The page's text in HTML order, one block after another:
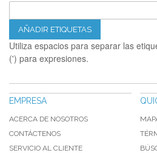
AÑADIR ETIQUETAS
Utiliza espacios para separar las
(') para expresiones.
EMPRESA
ACERCA DE NOSOTROS
CONTÁCTENOS
SERVICIO AL CLIENTE